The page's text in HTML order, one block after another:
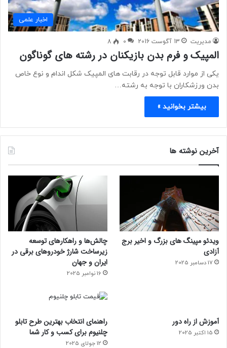
اخبار علمی
مدیریت 13 آگوست 2016 0
8
المپیک و فرم بدن بازیکنان در رشته های گوناگون
یکی از موارد قابل توجه در رقابت های المپیک شکل اندام و نوع خاص
بدن ورزشکاران با توجه به رشته…
بیشتر بخوانید »
آخرین نوشته ها
ویدئو مپینگ های بزرگ و اخیر برج
آزادی
17 دسامبر 2025
چالش‌ها و راهکارهای توسعه
زیرساخت شارژ خودروهای برقی در
ایران و جهان
16 نوامبر 2025
آموزش از راه دور
15 اکتبر 2025
راهنمای انتخاب بهترین طرح تابلو
چلنیوم برای کسب و کار شما
12 جولای 2025